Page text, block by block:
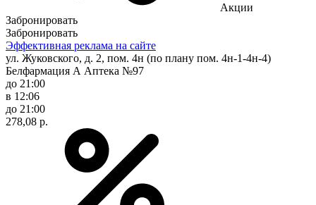
Акции
Забронировать
Забронировать
Эффективная реклама на сайте
ул. Жуковского, д. 2, пом. 4н (по плану пом. 4н-1-4н-4)
Белфармация А Аптека №97
до 21:00
в 12:06
до 21:00
278,08 р.